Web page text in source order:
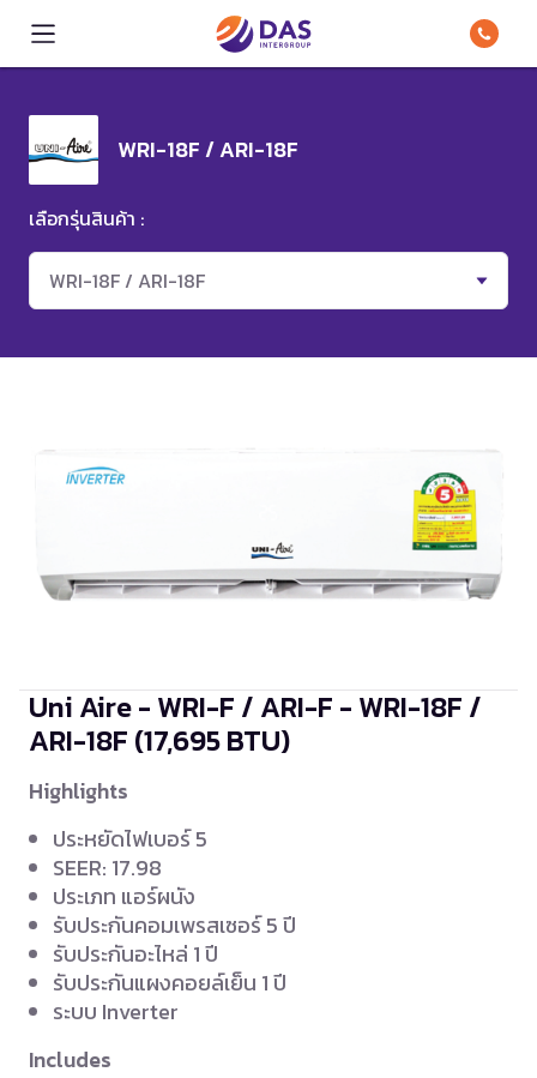
WRI-18F / ARI-18F
เลือกรุ่นสินค้า :
WRI-18F / ARI-18F
Uni Aire - WRI-F / ARI-F - WRI-18F /
ARI-18F (17,695 BTU)
Highlights
ประหยัดไฟเบอร์ 5
SEER: 17.98
ประเภท แอร์ผนัง
รับประกันคอมเพรสเซอร์ 5 ปี
รับประกันอะไหล่ 1 ปี
รับประกันแผงคอยล์เย็น 1 ปี
ระบบ Inverter
Includes